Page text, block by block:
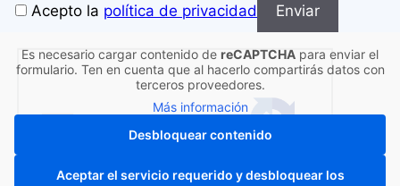
lassen
dieses
leer
Acepto la política de privacidad
Es necesario cargar contenido de reCAPTCHA para enviar el
formulario. Ten en cuenta que al hacerlo compartirás datos con
terceros proveedores.
Más información
Desbloquear contenido
Aceptar el servicio requerido y desbloquear los